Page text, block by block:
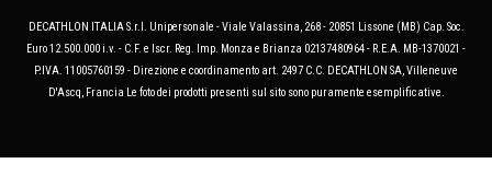
DECATHLON ITALIA S.r.l. Unipersonale - Viale Valassina, 268 - 20851 Lissone (MB) Cap. Soc.
Euro 12.500.000 i.v. - C.F. e Iscr. Reg. Imp. Monza e Brianza 02137480964 - R.E.A. MB-1370021 -
P.IVA. 11005760159 - Direzione e coordinamento art. 2497 C.C. DECATHLON SA, Villeneuve
D'Ascq, Francia Le foto dei prodotti presenti sul sito sono puramente esemplificative.